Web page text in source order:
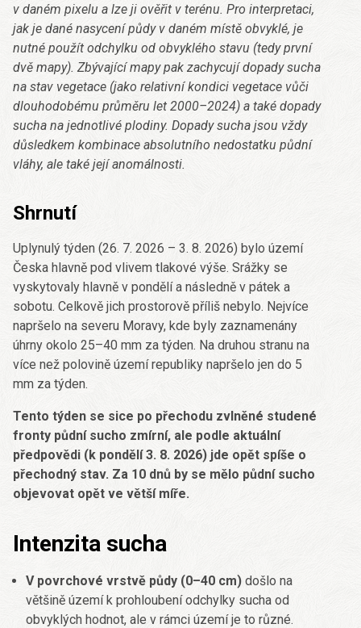
v daném pixelu a lze ji ověřit v terénu. Pro interpretaci,
jak je dané nasycení půdy v daném místě obvyklé, je
nutné použít odchylku od obvyklého stavu (tedy první
dvě mapy). Zbývající mapy pak zachycují dopady sucha
na stav vegetace (jako relativní kondici vegetace vůči
dlouhodobému průměru let 2000–2024) a také dopady
sucha na jednotlivé plodiny. Dopady sucha jsou vždy
důsledkem kombinace absolutního nedostatku půdní
vláhy, ale také její anomálnosti.
Shrnutí
Uplynulý týden (26. 7. 2026 – 3. 8. 2026) bylo území
Česka hlavně pod vlivem tlakové výše. Srážky se
vyskytovaly hlavně v pondělí a následně v pátek a
sobotu. Celkově jich prostorově příliš nebylo. Nejvíce
napršelo na severu Moravy, kde byly zaznamenány
úhrny okolo 25–40 mm za týden. Na druhou stranu na
více než polovině území republiky napršelo jen do 5
mm za týden.
Tento týden se sice po přechodu zvlněné studené
fronty půdní sucho zmírní, ale podle aktuální
předpovědi (k pondělí 3. 8. 2026) jde opět spíše o
přechodný stav. Za 10 dnů by se mělo půdní sucho
objevovat opět ve větší míře.
Intenzita sucha
V povrchové vrstvě půdy (0–40 cm) došlo na
většině území k prohloubení odchylky sucha od
obvyklých hodnot, ale v rámci území je to různé.